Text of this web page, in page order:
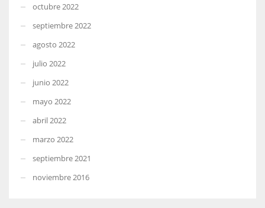
octubre 2022
septiembre 2022
agosto 2022
julio 2022
junio 2022
mayo 2022
abril 2022
marzo 2022
septiembre 2021
noviembre 2016